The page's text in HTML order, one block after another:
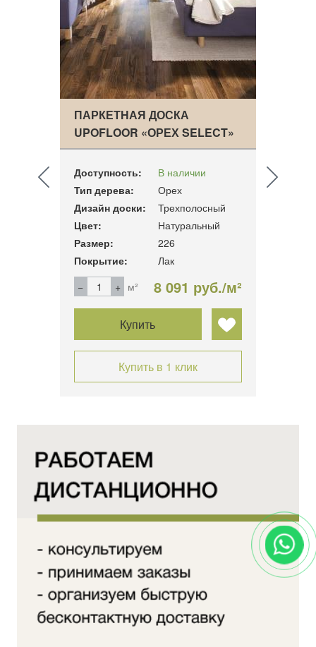
ПАРКЕТНАЯ ДОСКА
UPOFLOOR «ОРЕХ SELECT»
Доступность:
В наличии
Тип дерева:
Орех
Дизайн доски:
Трехполосный
Цвет:
Натуральный
Размер:
226
Покрытие:
Лак
м²
8 091 руб./м²
Купить
Купить в 1 клик